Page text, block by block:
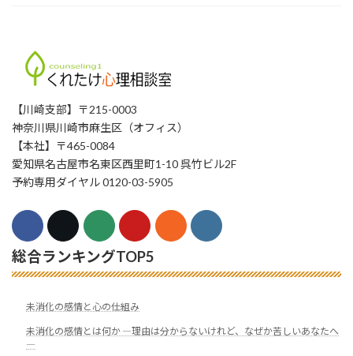
【川崎支部】〒215-0003
神奈川県川崎市麻生区（オフィス）
【本社】〒465-0084
愛知県名古屋市名東区西里町1-10 呉竹ビル2F
予約専用ダイヤル 0120-03-5905
総合ランキングTOP5
未消化の感情と心の仕組み
未消化の感情とは何か ―理由は分からないけれど、なぜか苦しいあなたへ
―